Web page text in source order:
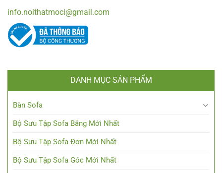
info.noithatmoci@gmail.com
DANH MỤC SẢN PHẨM
Bàn Sofa
Bộ Sưu Tập Sofa Băng Mới Nhất
Bộ Sưu Tập Sofa Đơn Mới Nhất
Bộ Sưu Tập Sofa Góc Mới Nhất